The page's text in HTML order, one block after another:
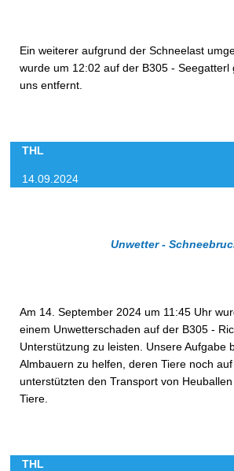
Ein weiterer aufgrund der Schneelast
wurde um 12:02 auf der B305 - Seegatterl
uns entfernt.
THL
14.09.2024
Unwetter -
Am 14. September 2024 um 11:45 Uhr
einem Unwetterschaden auf der B305 -
Unterstützung zu leisten. Unsere Aufgabe
Almbauern zu helfen, deren Tiere noch
unterstützten den Transport von
Tiere.
THL